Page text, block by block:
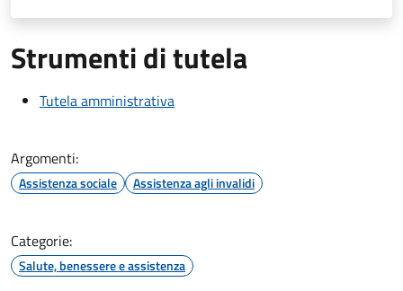
Strumenti di tutela
Tutela amministrativa
Argomenti:
Assistenza sociale Assistenza agli invalidi
Categorie:
Salute, benessere e assistenza